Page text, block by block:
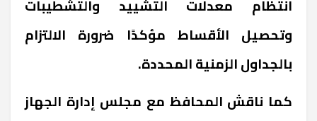
انتظام معدلات التشييد والتشطيبات
وتحصيل الأقساط مؤكدًا ضرورة الالتزام
بالجداول الزمنية المحددة.
كما ناقش المحافظ مع مجلس إدارة الجهاز